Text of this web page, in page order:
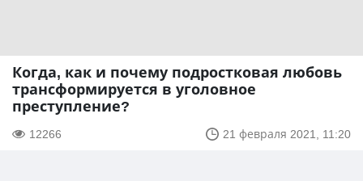
Когда, как и почему подростковая любовь
трансформируется в уголовное
преступление?
12266 21 февраля 2021, 11:20